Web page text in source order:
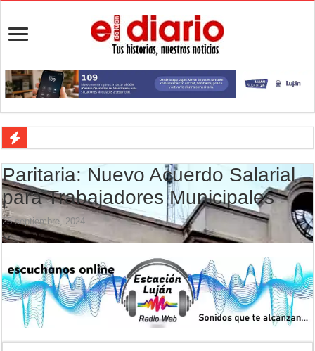
Ronda de Negocios: Luján reunió a pymes bonaerenses con
Desbaratan un punto de venta de drogas en el barrio Padre Varela y
Campeonato TC JK: Diego Cordone se quedó con una gran victoria
Jubilación en Argentina: qué requisitos exige ANSES para acceder al
Cédulas de identidad: residentes uruguayos avanzan con su
La 5° edición del festival de cine en Luján es una apuesta al arte
Agenda del Teatro Trinidad Guevara: agosto llega con una cartelera
Paritaria: Nuevo Acuerdo Salarial
para Trabajadores Municipales
25 septiembre, 2024